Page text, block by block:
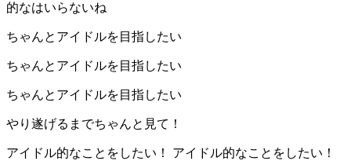
的なはいらないね
ちゃんとアイドルを目指したい
ちゃんとアイドルを目指したい
ちゃんとアイドルを目指したい
やり遂げるまでちゃんと見て！
アイドル的なことをしたい！ アイドル的なことをしたい！